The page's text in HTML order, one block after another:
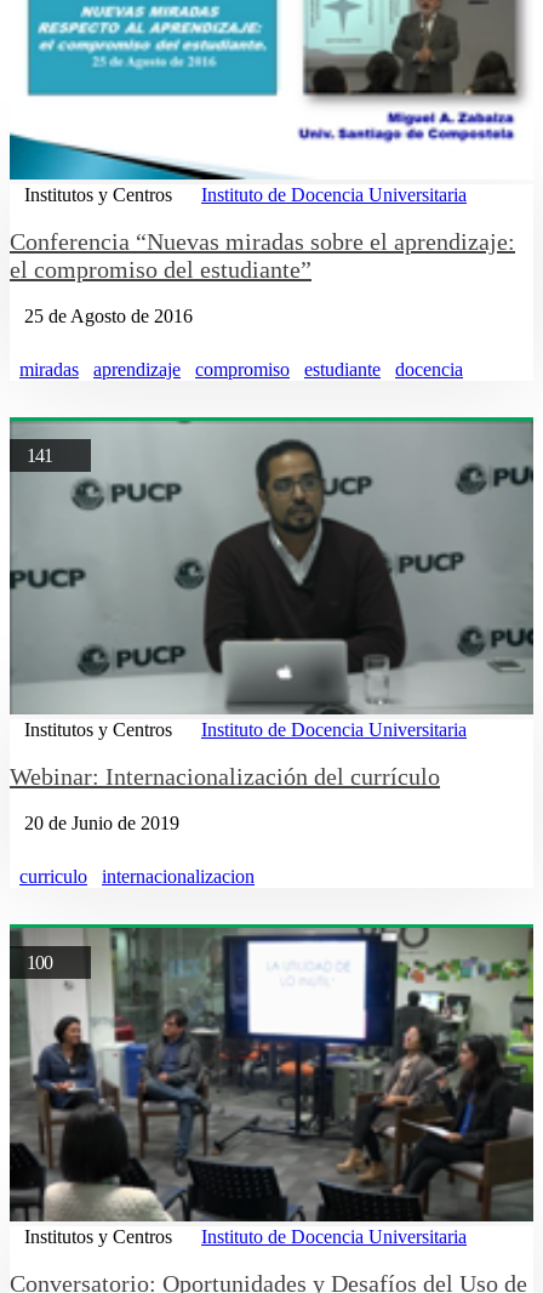
Institutos y Centros Instituto de Docencia Universitaria
Conferencia “Nuevas miradas sobre el aprendizaje:
el compromiso del estudiante”
25 de Agosto de 2016
miradas aprendizaje compromiso estudiante docencia
141
Institutos y Centros Instituto de Docencia Universitaria
Webinar: Internacionalización del currículo
20 de Junio de 2019
curriculo internacionalizacion
100
Institutos y Centros Instituto de Docencia Universitaria
Conversatorio: Oportunidades y Desafíos del Uso de